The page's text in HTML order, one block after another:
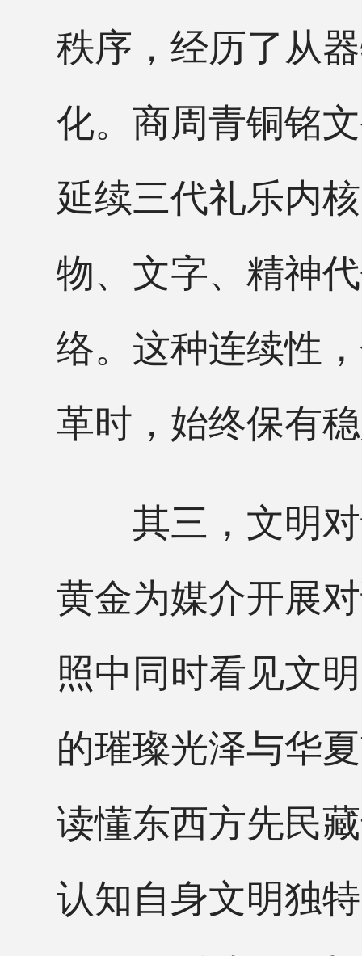
秩序，经历了从
化。商周青铜铭
延续三代礼乐内
物、文字、精神
络。这种连续性
革时，始终保有
其三，文明对
黄金为媒介开展
照中同时看见文
的璀璨光泽与华
读懂东西方先民
认知自身文明独